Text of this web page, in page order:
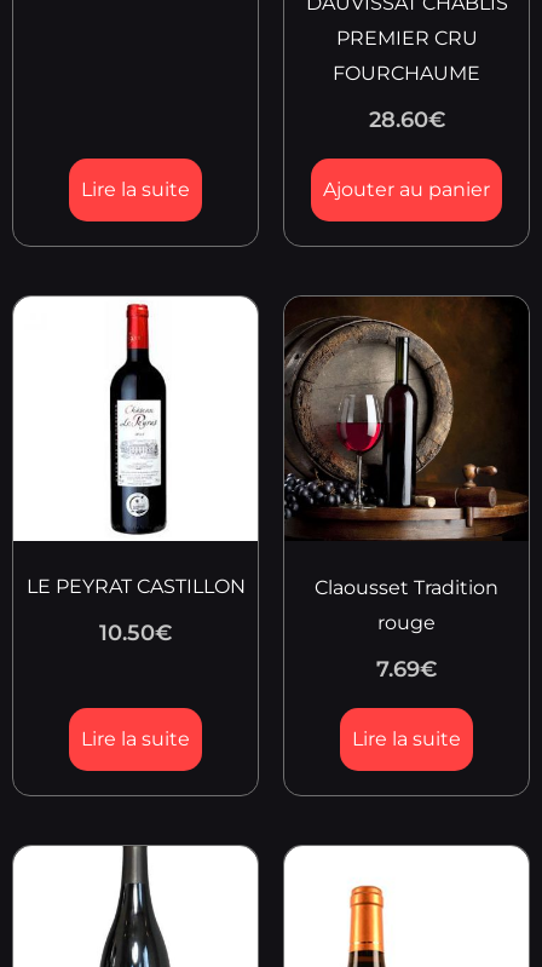
Lire la suite
PREMIER CRU
FOURCHAUME
28.60€
Ajouter au panier
LE PEYRAT CASTILLON
10.50€
Lire la suite
Claousset Tradition
rouge
7.69€
Lire la suite